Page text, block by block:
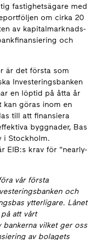
fastighetsägare med
om cirka 20
av kapitalmarknads-
och
är det första som
Investeringsbanken
en löptid på åtta år
kan göras inom en
till att finansiera
byggnader, Bas
i Stockholm.
EIB:s krav för "nearly-
vår första
och
ytterligare. Lånet
att vårt
bankerna vilket ger oss
av bolagets